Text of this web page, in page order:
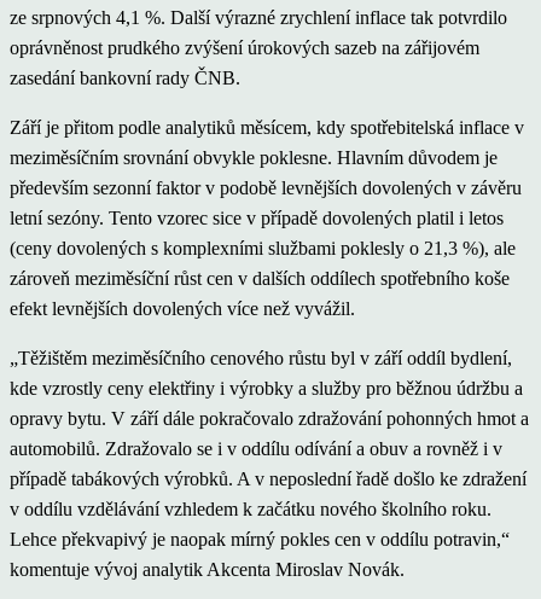
ze srpnových 4,1 %. Další výrazné zrychlení inflace tak potvrdilo
oprávněnost prudkého zvýšení úrokových sazeb na zářijovém
zasedání bankovní rady ČNB.
Září je přitom podle analytiků měsícem, kdy spotřebitelská inflace v
meziměsíčním srovnání obvykle poklesne. Hlavním důvodem je
především sezonní faktor v podobě levnějších dovolených v závěru
letní sezóny. Tento vzorec sice v případě dovolených platil i letos
(ceny dovolených s komplexními službami poklesly o 21,3 %), ale
zároveň meziměsíční růst cen v dalších oddílech spotřebního koše
efekt levnějších dovolených více než vyvážil.
„Těžištěm meziměsíčního cenového růstu byl v září oddíl bydlení,
kde vzrostly ceny elektřiny i výrobky a služby pro běžnou údržbu a
opravy bytu. V září dále pokračovalo zdražování pohonných hmot a
automobilů. Zdražovalo se i v oddílu odívání a obuv a rovněž i v
případě tabákových výrobků. A v neposlední řadě došlo ke zdražení
v oddílu vzdělávání vzhledem k začátku nového školního roku.
Lehce překvapivý je naopak mírný pokles cen v oddílu potravin,“
komentuje vývoj analytik Akcenta Miroslav Novák.